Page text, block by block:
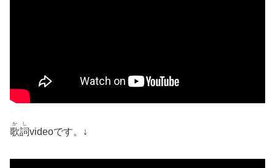
歌詞
かし
videoです。↓